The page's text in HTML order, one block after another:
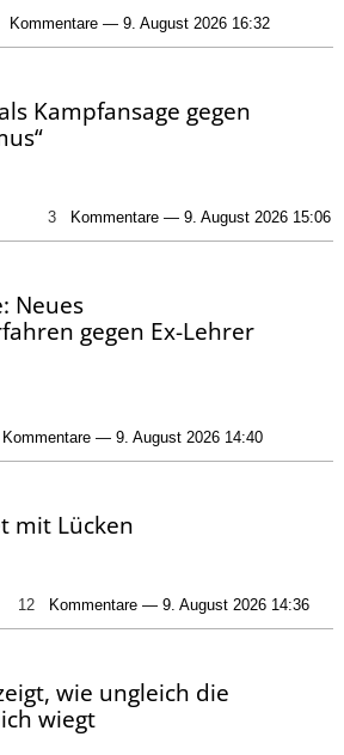
Kommentare — 9. August 2026 16:32
Kampfansage gegen
3 Kommentare — 9. August 2026 15:06
Neues
gegen Ex-Lehrer
Kommentare — 9. August 2026 14:40
mit Lücken
12 Kommentare — 9. August 2026 14:36
wie ungleich die
wiegt